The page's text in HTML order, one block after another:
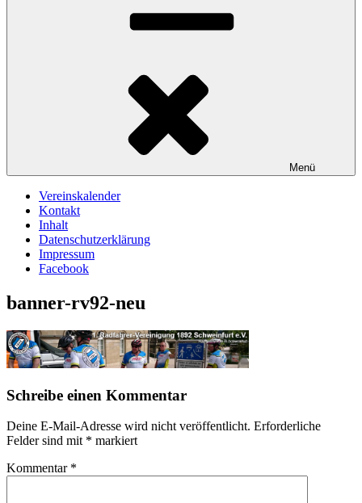
Menü
Vereinskalender
Kontakt
Inhalt
Datenschutzerklärung
Impressum
Facebook
banner-rv92-neu
Schreibe einen Kommentar
Deine E-Mail-Adresse wird nicht veröffentlicht. Erforderliche
Felder sind mit * markiert
Kommentar *